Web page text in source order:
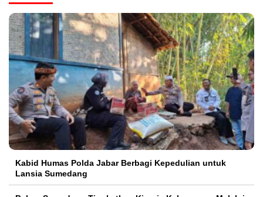
Kabid Humas Polda Jabar Berbagi Kepedulian untuk
Lansia Sumedang